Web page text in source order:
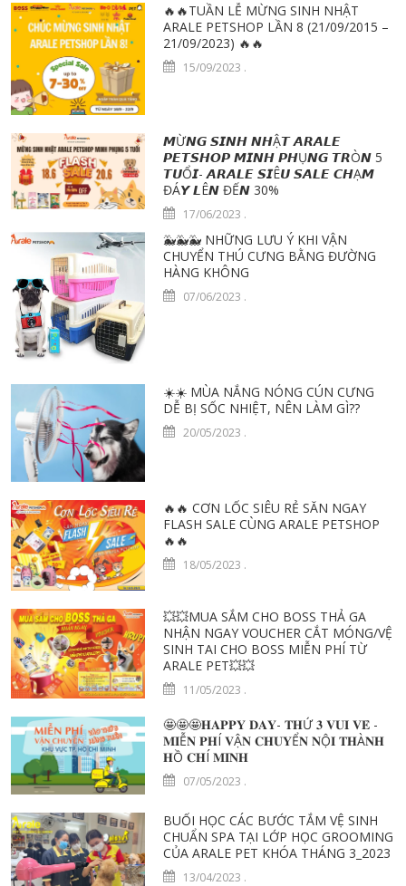
🔥🔥TUẦN LỄ MỪNG SINH NHẬT
ARALE PETSHOP LẦN 8 (21/09/2015 –
21/09/2023) 🔥🔥
15/09/2023 .
𝙈Ừ𝙉𝙂 𝙎𝙄𝙉𝙃 𝙉𝙃Ậ𝙏 𝘼𝙍𝘼𝙇𝙀
𝙋𝙀𝙏𝙎𝙃𝙊𝙋 𝙈𝙄𝙉𝙃 𝙋𝙃Ụ𝙉𝙂 𝙏𝙍Ò𝙉 5
𝙏𝙐Ổ𝙄- 𝘼𝙍𝘼𝙇𝙀 𝙎𝙄Ê𝙐 𝙎𝘼𝙇𝙀 𝘾𝙃Ạ𝙈
ĐÁ𝙔 𝙇Ê𝙉 ĐẾ𝙉 30%
17/06/2023 .
🐳🐳🐳 NHỮNG LƯU Ý KHI VẬN
CHUYỂN THÚ CƯNG BẰNG ĐƯỜNG
HÀNG KHÔNG
07/06/2023 .
☀️☀️ MÙA NẮNG NÓNG CÚN CƯNG
DỄ BỊ SỐC NHIỆT, NÊN LÀM GÌ??
20/05/2023 .
🔥🔥 CƠN LỐC SIÊU RẺ SĂN NGAY
FLASH SALE CÙNG ARALE PETSHOP
🔥🔥
18/05/2023 .
💥💥MUA SẮM CHO BOSS THẢ GA
NHẬN NGAY VOUCHER CẮT MÓNG/VỆ
SINH TAI CHO BOSS MIỄN PHÍ TỪ
ARALE PET💥💥
11/05/2023 .
🤩🤩🤩𝐇𝐀𝐏𝐏𝐘 𝐃𝐀𝐘- 𝐓𝐇Ứ 𝟑 𝐕𝐔𝐈 𝐕𝐄̉ -
𝐌𝐈Ễ𝐍 𝐏𝐇Í 𝐕Ậ𝐍 𝐂𝐇𝐔𝐘Ể𝐍 𝐍Ộ𝐈 𝐓𝐇À𝐍𝐇
𝐇Ồ 𝐂𝐇Í 𝐌𝐈𝐍𝐇
07/05/2023 .
BUỔI HỌC CÁC BƯỚC TẮM VỆ SINH
CHUẨN SPA TẠI LỚP HỌC GROOMING
CỦA ARALE PET KHÓA THÁNG 3_2023
13/04/2023 .